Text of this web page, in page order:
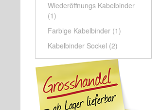
Wiederöffnungs Kabelbinder
(1)
Farbige Kabelbinder (1)
Kabelbinder Sockel (2)